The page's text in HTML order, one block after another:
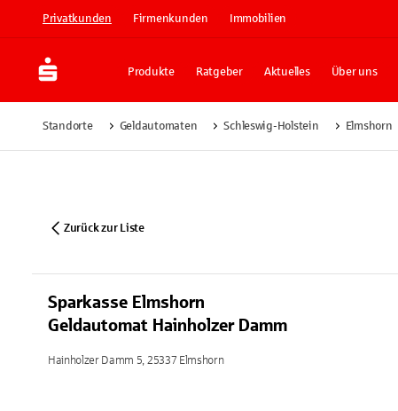
Privatkunden Firmenkunden Immobilien
Produkte Ratgeber Aktuelles Über uns
Standorte Geldautomaten Schleswig-Holstein Elmshorn
Zurück zur Liste
Sparkasse Elmshorn
Geldautomat Hainholzer Damm
Hainholzer Damm 5, 25337 Elmshorn